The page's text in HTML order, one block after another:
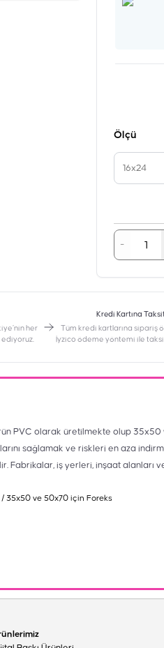
Ölçü
16x24
-
her
Kredi Kartına
‎Tüm kredi kartlarına sipariş
İyzico ödeme yöntemi ile taksit
PVC olarak üretilmekte olup
sağlamak ve riskleri en aza
Fabrikalar, iş yerleri, inşaat alanları
35x50 ve 50x70 için Foreks